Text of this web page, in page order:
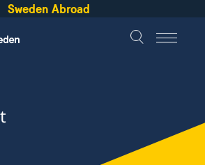
Sweden Abroad